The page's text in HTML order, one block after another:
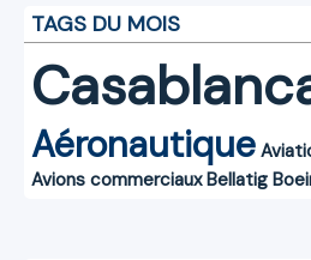
TAGS DU MOIS
Aéronautique
Avions commerciaux Bellatig